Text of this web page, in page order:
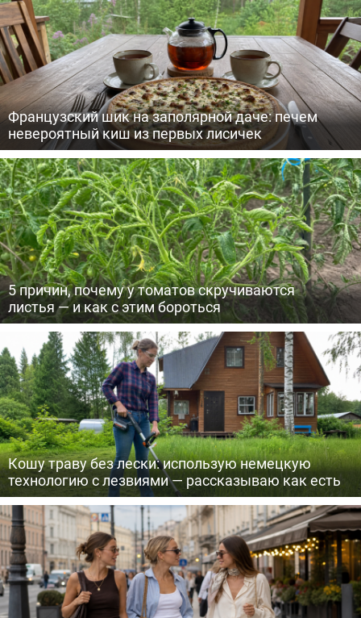
Французский шик на заполярной даче: печем
невероятный киш из первых лисичек
5 причин, почему у томатов скручиваются
листья — и как с этим бороться
Кошу траву без лески: использую немецкую
технологию с лезвиями — рассказываю как есть